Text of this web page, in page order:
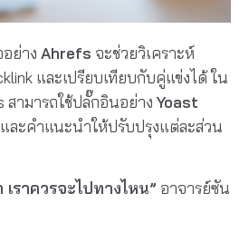
ย่าง Ahrefs จะช่วยวิเคราะห์
และเปรียบเทียบกับคู่แข่งได้ ใน
สามารถใช้ปลั๊กอินอย่างYoast
ะคำแนะนำให้ปรับปรุงแต่ละส่วน
เราควรจะไปทางไหน” อาจารย์ซัน